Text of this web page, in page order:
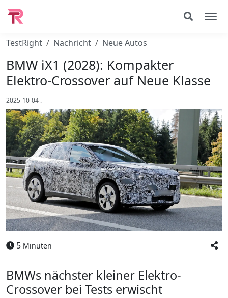
TestRight Nachricht Neue Autos
BMW iX1 (2028): Kompakter
Elektro‑Crossover auf Neue Klasse
2025-10-04 .
5 Minuten
BMWs nächster kleiner Elektro-
Crossover bei Tests erwischt